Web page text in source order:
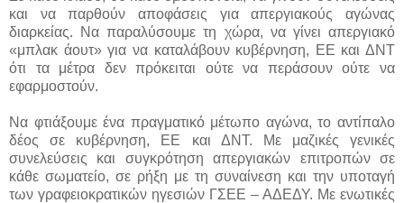
και να παρθούν αποφάσεις για απεργιακούς αγώνας
διαρκείας. Να παραλύσουμε τη χώρα, να γίνει απεργιακό
«μπλακ άουτ» για να καταλάβουν κυβέρνηση, ΕΕ και ΔΝΤ
ότι τα μέτρα δεν πρόκειται ούτε να περάσουν ούτε να
εφαρμοστούν.
Να φτιάξουμε ένα πραγματικό μέτωπο αγώνα, το αντίπαλο
δέος σε κυβέρνηση, ΕΕ και ΔΝΤ. Με μαζικές γενικές
συνελεύσεις και συγκρότηση απεργιακών επιτροπών σε
κάθε σωματείο, σε ρήξη με τη συναίνεση και την υποταγή
των γραφειοκρατικών ηγεσιών ΓΣΕΕ – ΑΔΕΔΥ. Με ενωτικές